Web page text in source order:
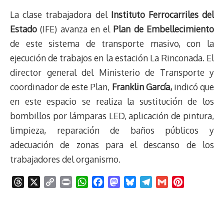
La clase trabajadora del Instituto Ferrocarriles del
Estado (IFE) avanza en el Plan de Embellecimiento
de este sistema de transporte masivo, con la
ejecución de trabajos en la estación La Rinconada. El
director general del Ministerio de Transporte y
coordinador de este Plan, Franklin García,indicó que
en este espacio se realiza la sustitución de los
bombillos por lámparas LED, aplicación de pintura,
limpieza, reparación de baños públicos y
adecuación de zonas para el descanso de los
trabajadores del organismo.
W
M